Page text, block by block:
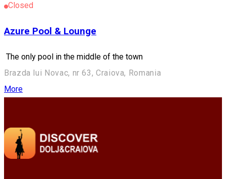
Closed
Azure Pool & Lounge
The only pool in the middle of the town
Brazda lui Novac, nr 63, Craiova, Romania
More